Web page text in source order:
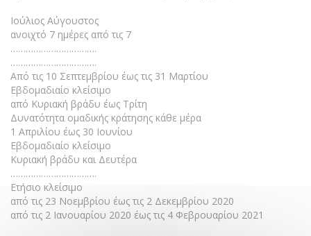
Ιούλιος Αύγουστος
ανοιχτό 7 ημέρες από τις 7
…………………………….
…………………………….
Από τις 10 Σεπτεμβρίου έως τις 31 Μαρτίου
Εβδομαδιαίο κλείσιμο
από Κυριακή βράδυ έως Τρίτη
Δυνατότητα ομαδικής κράτησης κάθε μέρα
1 Απριλίου έως 30 Ιουνίου
Εβδομαδιαίο κλείσιμο
Κυριακή βράδυ και Δευτέρα
…………………………….
Ετήσιο κλείσιμο
από τις 23 Νοεμβρίου έως τις 2 Δεκεμβρίου 2020
από τις 2 Ιανουαρίου 2020 έως τις 4 Φεβρουαρίου 2021